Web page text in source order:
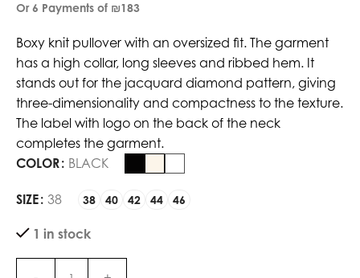
Or 6 Payments of ₪183
Boxy knit pullover with an oversized fit. The garment
has a high collar, long sleeves and ribbed hem. It
stands out for the jacquard diamond pattern, giving
three-dimensionality and compactness to the texture.
The label with logo on the back of the neck
completes the garment.
COLOR BLACK
SIZE 38 38 40 42 44 46
1 in stock